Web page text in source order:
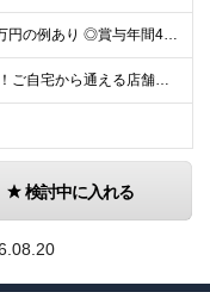
◎2年目社員で月収28万円の例あり ◎賞与年間4.6か月分支給あり（昨年度実績） ◎借り上げ社宅制度や従業員購買制度など生活にうれしい制度完備 月給17万3200円～33万6500円＋各種手当＋賞与
◎転居を伴う転勤なし！ご自宅から通える店舗への配属です。 ◎車・バイク・自転車通勤OK！（ガソリン代支給(規定あり)／駐車場完備） 【全国各地の『ダイレックス』各店舗】 ※関東エリア、九州エリア、中
検討中に入れる